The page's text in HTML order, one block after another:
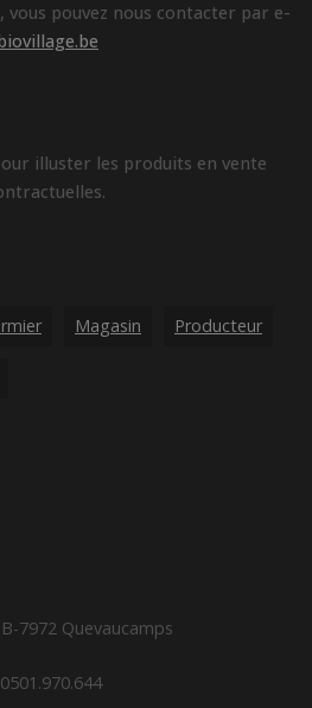
pouvez nous contacter par e-
illuster les produits en vente
Magasin Producteur
7972 Quevaucamps